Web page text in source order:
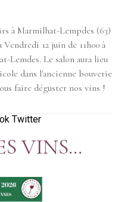
à Marmilhat-Lempdes (63)
12 juin de 11h00 à
Lemdes. Le salon aura lieu
dans l'ancienne bouverie
faire déguster nos vins !
Twitter
VINS
(59)